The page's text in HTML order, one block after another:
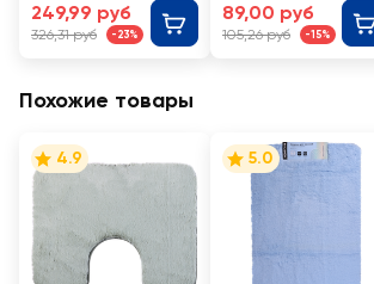
249,99 руб
326,31 руб -23%
89,00 руб
105,26 руб -15%
Похожие товары
4.9 5.0